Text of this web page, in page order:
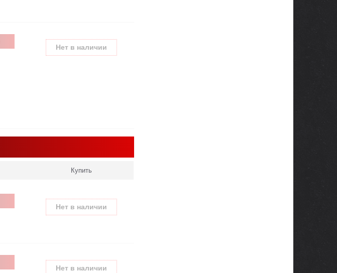
Нет в наличии
Купить
Нет в наличии
Нет в наличии